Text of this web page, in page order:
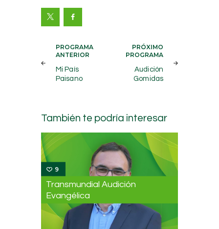
Navegación
de
entradas
PROGRAMA
ANTERIOR
Mi País
Paisano
PRÓXIMO
PROGRAMA
Audición
Gomidas
También te podría interesar
9
Transmundial Audición
Evangélica